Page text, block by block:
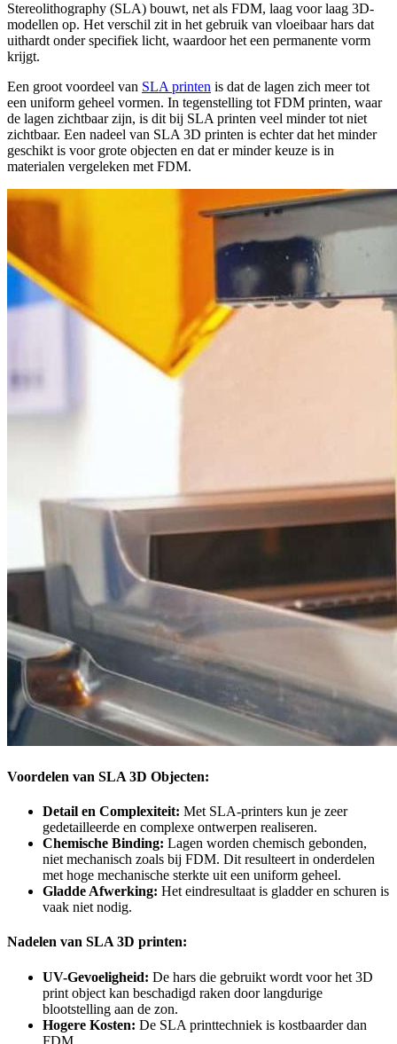
Stereolithography (SLA) bouwt, net als FDM, laag voor laag 3D-
modellen op. Het verschil zit in het gebruik van vloeibaar hars dat
uithardt onder specifiek licht, waardoor het een permanente vorm
krijgt.
Een groot voordeel van SLA printen is dat de lagen zich meer tot
een uniform geheel vormen. In tegenstelling tot FDM printen, waar
de lagen zichtbaar zijn, is dit bij SLA printen veel minder tot niet
zichtbaar. Een nadeel van SLA 3D printen is echter dat het minder
geschikt is voor grote objecten en dat er minder keuze is in
materialen vergeleken met FDM.
Voordelen van SLA 3D Objecten:
Detail en Complexiteit: Met SLA-printers kun je zeer
gedetailleerde en complexe ontwerpen realiseren.
Chemische Binding: Lagen worden chemisch gebonden,
niet mechanisch zoals bij FDM. Dit resulteert in onderdelen
met hoge mechanische sterkte uit een uniform geheel.
Gladde Afwerking: Het eindresultaat is gladder en schuren is
vaak niet nodig.
Nadelen van SLA 3D printen:
UV-Gevoeligheid: De hars die gebruikt wordt voor het 3D
print object kan beschadigd raken door langdurige
blootstelling aan de zon.
Hogere Kosten: De SLA printtechniek is kostbaarder dan
FDM.